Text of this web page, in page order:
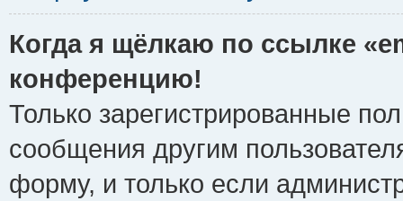
Когда я щёлкаю по ссылке
конференцию!
Только зарегистрированные
сообщения другим
форму, и только если